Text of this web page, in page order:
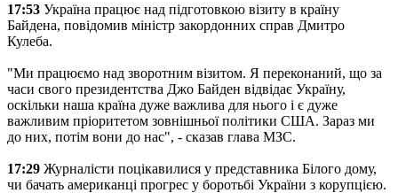
17:53 Україна працює над підготовкою візиту в країну
Байдена, повідомив міністр закордонних справ Дмитро
Кулеба.
"Ми працюємо над зворотним візитом. Я переконаний, що за
часи свого президентства Джо Байден відвідає Україну,
оскільки наша країна дуже важлива для нього і є дуже
важливим пріоритетом зовнішньої політики США. Зараз ми
до них, потім вони до нас", - сказав глава МЗС.
17:29 Журналісти поцікавилися у представника Білого дому,
чи бачать американці прогрес у боротьбі України з корупцією.